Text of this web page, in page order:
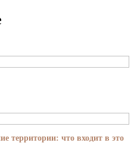
территории: что входит в это